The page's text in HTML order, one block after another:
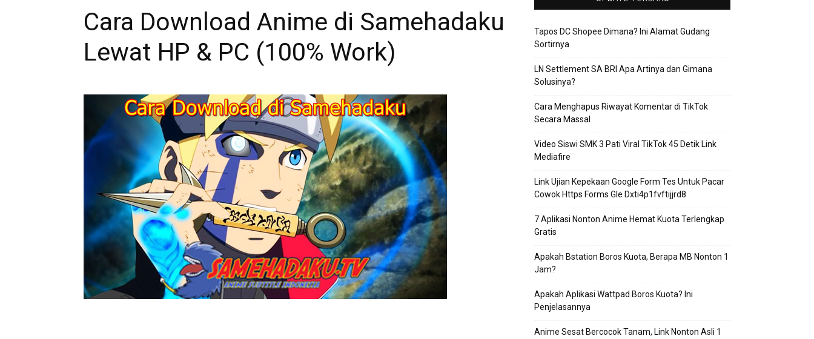
Cara Download Anime di Samehadaku
Lewat HP & PC (100% Work)
Tapos DC Shopee Dimana? Ini Alamat Gudang
Sortirnya
LN Settlement SA BRI Apa Artinya dan Gimana
Solusinya?
Cara Menghapus Riwayat Komentar di TikTok
Secara Massal
Video Siswi SMK 3 Pati Viral TikTok 45 Detik Link
Mediafire
Link Ujian Kepekaan Google Form Tes Untuk Pacar
Cowok Https Forms Gle Dxti4p1fvftijjrd8
7 Aplikasi Nonton Anime Hemat Kuota Terlengkap
Gratis
Apakah Bstation Boros Kuota, Berapa MB Nonton 1
Jam?
Apakah Aplikasi Wattpad Boros Kuota? Ini
Penjelasannya
Anime Sesat Bercocok Tanam, Link Nonton Asli 1